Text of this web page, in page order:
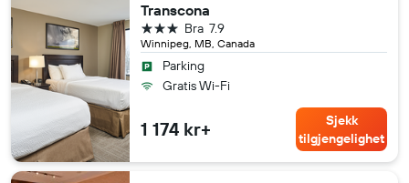
Transcona
Winnipeg, MB, Canada
7.9
Bra
3 stjerner
Parking
Gratis Wi-Fi
1 174 kr+
Sjekk
tilgjengelighet